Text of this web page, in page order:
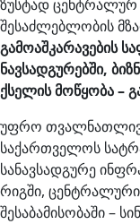
ზუსტად ცენტრალურ
შესაძლებლობის
გამოაშკარავების
ნავსადგურებში,
ქსელის მოწყობა –
უფრო
საქართველოს
სანავსადგურე
რიგში,
შესაბამისობაში –